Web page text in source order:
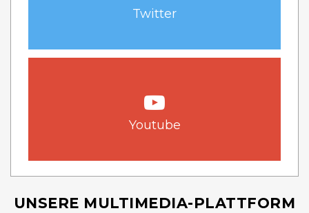
Twitter
Youtube
UNSERE MULTIMEDIA-PLATTFORM